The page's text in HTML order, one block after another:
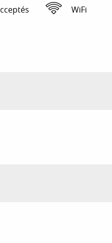
WiFi